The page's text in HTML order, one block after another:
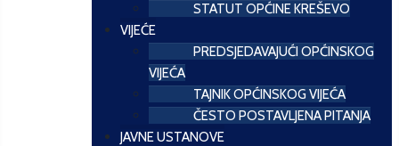
STATUT OPĆINE KREŠEVO
VIJEĆE
PREDSJEDAVAJUĆI OPĆINSKOG
VIJEĆA
TAJNIK OPĆINSKOG VIJEĆA
ČESTO POSTAVLJENA PITANJA
JAVNE USTANOVE